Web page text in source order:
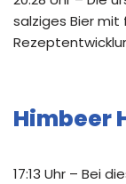
salziges Bier mit
Himbeer
17:13 Uhr – Bei